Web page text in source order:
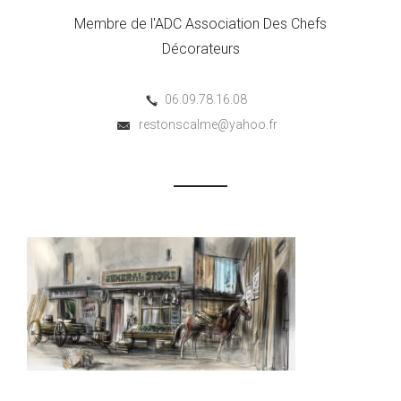
Membre de l'ADC Association Des Chefs
Décorateurs
06.09.78.16.08
restonscalme@yahoo.fr